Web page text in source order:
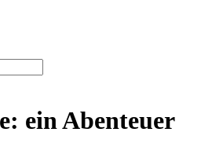
ein Abenteuer